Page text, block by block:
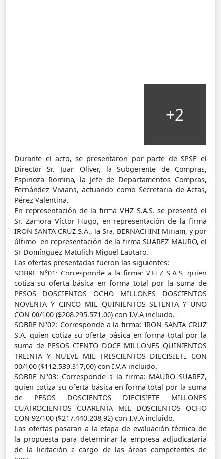
+2
Durante el acto, se presentaron por parte de SPSE el
Director Sr. Juan Oliver, la Subgerente de Compras,
Espinoza Romina, la Jefe de Departamentos Compras,
Fernández Viviana, actuando como Secretaria de Actas,
Pérez Valentina.
En representación de la firma VHZ S.A.S. se presentó el
Sr. Zamora Víctor Hugo, en representación de la firma
IRON SANTA CRUZ S.A., la Sra. BERNACHINI Miriam, y por
último, en representación de la firma SUAREZ MAURO, el
Sr Domínguez Matulich Miguel Lautaro.
Las ofertas presentadas fueron las siguientes:
SOBRE N°01: Corresponde a la firma: V.H.Z S.A.S. quien
cotiza su oferta básica en forma total por la suma de
PESOS DOSCIENTOS OCHO MILLONES DOSCIENTOS
NOVENTA Y CINCO MIL QUINIENTOS SETENTA Y UNO
CON 00/100 ($208.295.571,00) con I.V.A incluido.
SOBRE N°02: Corresponde a la firma: IRON SANTA CRUZ
S.A. quien cotiza su oferta básica en forma total por la
suma de PESOS CIENTO DOCE MILLONES QUINIENTOS
TREINTA Y NUEVE MIL TRESCIENTOS DIECISIETE CON
00/100 ($112.539.317,00) con I.V.A incluido.
SOBRE N°03: Corresponde a la firma: MAURO SUAREZ,
quien cotiza su oferta básica en forma total por la suma
de PESOS DOSCIENTOS DIECISIETE MILLONES
CUATROCIENTOS CUARENTA MIL DOSCIENTOS OCHO
CON 92/100 ($217.440.208,92) con I.V.A incluido.
Las ofertas pasaran a la etapa de evaluación técnica de
la propuesta para determinar la empresa adjudicataria
de la licitación a cargo de las áreas competentes de